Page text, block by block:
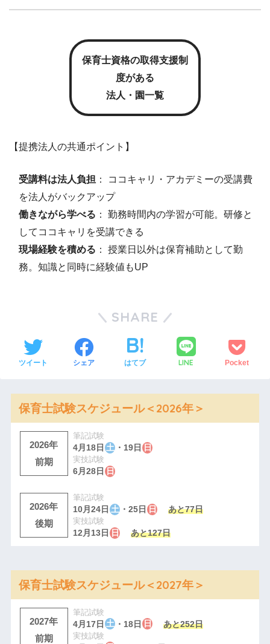
保育士資格の取得支援制
度がある
法人・園一覧
【提携法人の共通ポイント】
受講料は法人負担 ： ココキャリ・アカデミーの受講費
を法人がバックアップ
働きながら学べる ： 勤務時間内の学習が可能。研修と
してココキャリを受講できる
現場経験を積める ： 授業日以外は保育補助として勤
務。知識と同時に経験値もUP
SHARE
ツイート シェア はてブ LINE Pocket
保育士試験スケジュール＜2026年＞
2026年
前期
筆記試験
4月18日 土 ・19日 日
実技試験
6月28日 日
2026年
後期
筆記試験
10月24日 土 ・25日 日
あと77日
実技試験
12月13日 日 あと127日
保育士試験スケジュール＜2027年＞
2027年
前期
筆記試験
4月17日 土 ・18日 日
あと252日
実技試験